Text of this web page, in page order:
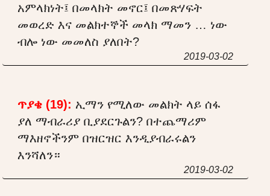
አምላክነት፤ በመላክት መኖር፤ በመጽሃፍት
መወረድ እና መልክተኞች መላክ ማመን … ነው
ብሎ ነው መመለስ ያለበት?
2019-03-02
ጥያቄ (19): ኢማን የሚለው መልክት ላይ ሰፋ
ያለ ማብራሪያ ቢያደርጉልን? በተጨማሪም
ማእዘኖችንም በዝርዝር እንዲያብራሩልን
እንሻለን።
2019-03-02